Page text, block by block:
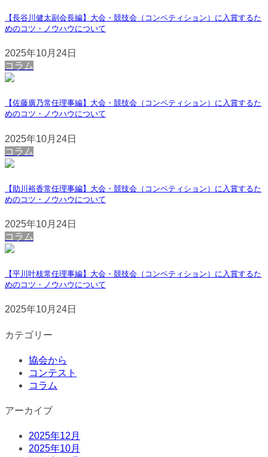
【長谷川健太副会長編】大会・競技会（コンペティション）に入賞するた
めのコツ・ノウハウについて
2025年10月24日
コラム
【佐藤廣乃常任理事編】大会・競技会（コンペティション）に入賞するた
めのコツ・ノウハウについて
2025年10月24日
コラム
【助川裕香常任理事編】大会・競技会（コンペティション）に入賞するた
めのコツ・ノウハウについて
2025年10月24日
コラム
【平川叶枝常任理事編】大会・競技会（コンペティション）に入賞するた
めのコツ・ノウハウについて
2025年10月24日
カテゴリー
協会から
コンテスト
コラム
アーカイブ
2025年12月
2025年10月